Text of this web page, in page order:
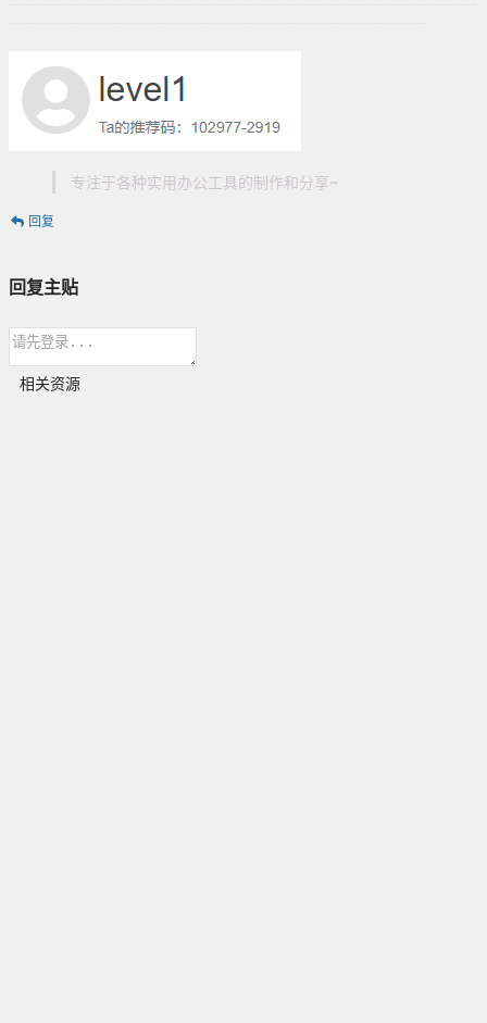
专注于各种实用办公工具的制作和分享~
回复
回复主贴
相关资源